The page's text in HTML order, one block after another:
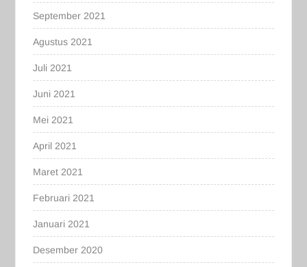
September 2021
Agustus 2021
Juli 2021
Juni 2021
Mei 2021
April 2021
Maret 2021
Februari 2021
Januari 2021
Desember 2020